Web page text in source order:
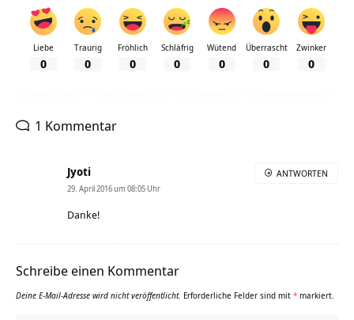
Liebe
0
Traurig
0
Fröhlich
0
Schläfrig
0
Wütend
0
Überrascht
0
Zwinker
0
1 Kommentar
Jyoti
29. April 2016 um 08:05 Uhr
Danke!
ANTWORTEN
Schreibe einen Kommentar
Deine E-Mail-Adresse wird nicht veröffentlicht. Erforderliche Felder sind mit * markiert.